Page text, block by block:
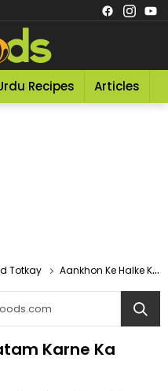
Recipes Articles
Totkay Aankhon Ke Halke Khatam Karne Ka Tarika
Karne Ka